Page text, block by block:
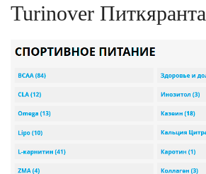
Turinover Питкяранта